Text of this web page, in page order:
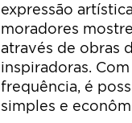
expressão
moradores
através de obras
inspiradoras.
frequência, é
simples e